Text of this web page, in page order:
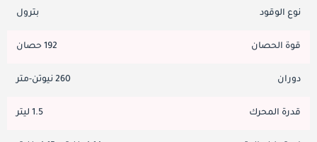
نوع الوقود بترول
قوة الحصان 192 حصان
دوران 260 نيوتن-متر
قدرة المحرك 1.5 ليتر